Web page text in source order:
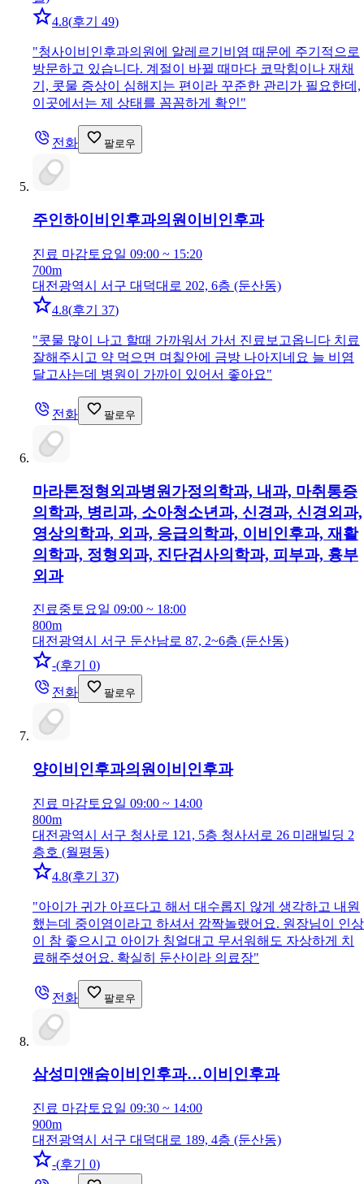
4.8(후기 49)
"청사이비인후과의원에 알레르기비염 때문에 주기적으로
방문하고 있습니다. 계절이 바뀔 때마다 코막힘이나 재채
기, 콧물 증상이 심해지는 편이라 꾸준한 관리가 필요한데,
이곳에서는 제 상태를 꼼꼼하게 확인"
전화 팔로우
주인하이비인후과의원 이비인후과
진료 마감토요일 09:00 ~ 15:20
700m
대전광역시 서구 대덕대로 202, 6층 (둔산동)
4.8(후기 37)
"콧물 많이 나고 할때 가까워서 가서 진료보고옵니다 치료
잘해주시고 약 먹으면 며칠안에 금방 나아지네요 늘 비염
달고사는데 병원이 가까이 있어서 좋아요"
전화 팔로우
마라톤정형외과병원 가정의학과, 내과, 마취통증
의학과, 병리과, 소아청소년과, 신경과, 신경외과,
영상의학과, 외과, 응급의학과, 이비인후과, 재활
의학과, 정형외과, 진단검사의학과, 피부과, 흉부
외과
진료중 토요일 09:00 ~ 18:00
800m
대전광역시 서구 둔산남로 87, 2~6층 (둔산동)
-(후기 0)
전화
팔로우
양이비인후과의원 이비인후과
진료 마감토요일 09:00 ~ 14:00
800m
대전광역시 서구 청사로 121, 5층 청사서로 26 미래빌딩 2
층호 (월평동)
4.8(후기 37)
"아이가 귀가 아프다고 해서 대수롭지 않게 생각하고 내원
했는데 중이염이라고 하셔서 깜짝놀랬어요. 원장님이 인상
이 참 좋으시고 아이가 칭얼대고 무서워해도 자상하게 치
료해주셨어요. 확실히 둔산이라 의료장"
전화 팔로우
삼성미앤숨이비인후과…이비인후과
진료 마감토요일 09:30 ~ 14:00
900m
대전광역시 서구 대덕대로 189, 4층 (둔산동)
-(후기 0)